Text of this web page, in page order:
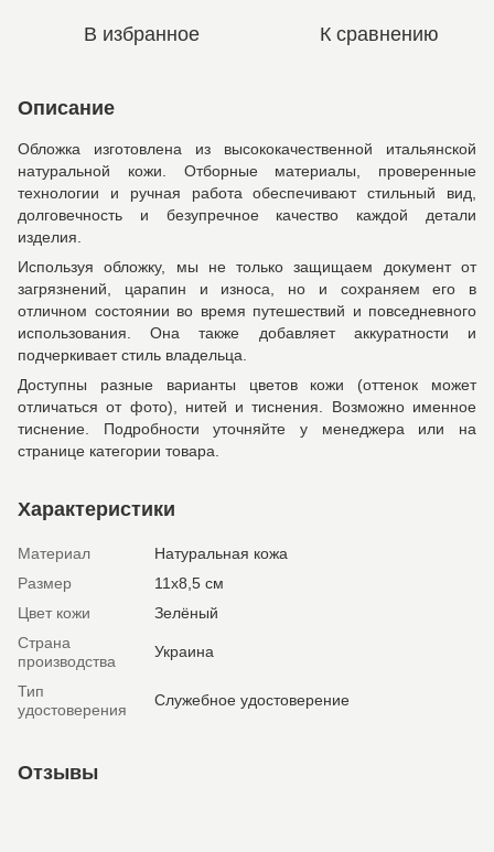
В избранное К сравнению
Описание
Обложка изготовлена из высококачественной итальянской
натуральной кожи. Отборные материалы, проверенные
технологии и ручная работа обеспечивают стильный вид,
долговечность и безупречное качество каждой детали
изделия.
Используя обложку, мы не только защищаем документ от
загрязнений, царапин и износа, но и сохраняем его в
отличном состоянии во время путешествий и повседневного
использования. Она также добавляет аккуратности и
подчеркивает стиль владельца.
Доступны разные варианты цветов кожи (оттенок может
отличаться от фото), нитей и тиснения. Возможно именное
тиснение. Подробности уточняйте у менеджера или на
странице категории товара.
Характеристики
Материал
Натуральная кожа
Размер
11х8,5 см
Цвет кожи
Зелёный
Страна
производства
Украина
Тип
удостоверения
Служебное удостоверение
Отзывы